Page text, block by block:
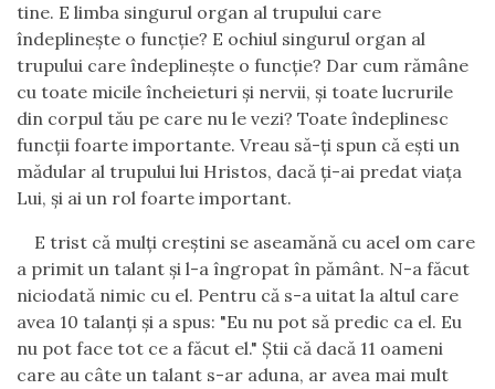
tine. E limba singurul organ al trupului care
îndeplineşte o funcţie? E ochiul singurul organ al
trupului care îndeplineşte o funcţie? Dar cum rămâne
cu toate micile încheieturi şi nervii, şi toate lucrurile
din corpul tău pe care nu le vezi? Toate îndeplinesc
funcţii foarte importante. Vreau să-ţi spun că eşti un
mădular al trupului lui Hristos, dacă ţi-ai predat viaţa
Lui, şi ai un rol foarte important.
E trist că mulţi creştini se aseamănă cu acel om care
a primit un talant şi l-a îngropat în pământ. N-a făcut
niciodată nimic cu el. Pentru că s-a uitat la altul care
avea 10 talanţi şi a spus: "Eu nu pot să predic ca el. Eu
nu pot face tot ce a făcut el." Ştii că dacă 11 oameni
care au câte un talant s-ar aduna, ar avea mai mult